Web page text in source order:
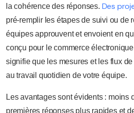
la cohérence des réponses. Des
pré-remplir les étapes de suivi ou de
équipes approuvent et envoient en
conçu pour le commerce
signifie que les mesures et les flux
au travail quotidien de votre équipe.
Les avantages sont évidents : moins
premières réponses plus rapides et